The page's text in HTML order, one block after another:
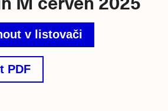
v listovači
PDF